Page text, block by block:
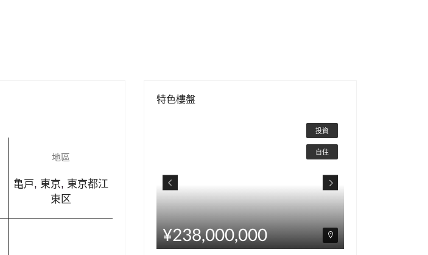
地區
亀戸, 東京, 東京都江
東区
特色樓盤
¥328,000,000